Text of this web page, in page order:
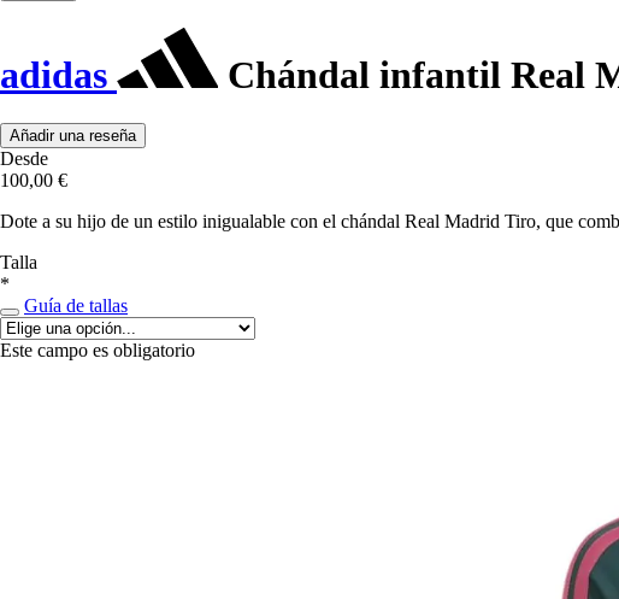
adidas Chándal infantil Real
Añadir una reseña
Desde
100,00 €
Dote a su hijo de un estilo inigualable con el chándal Real Madrid Tiro, que
Talla
*
Guía de tallas
Este campo es obligatorio